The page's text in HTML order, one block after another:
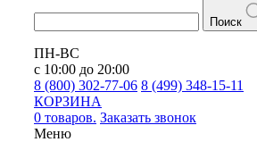
Поиск
ПН-ВС
с 10:00 до 20:00
8 (800) 302-77-06 8 (499) 348-15-11
КОРЗИНА
0 товаров. Заказать звонок
Меню